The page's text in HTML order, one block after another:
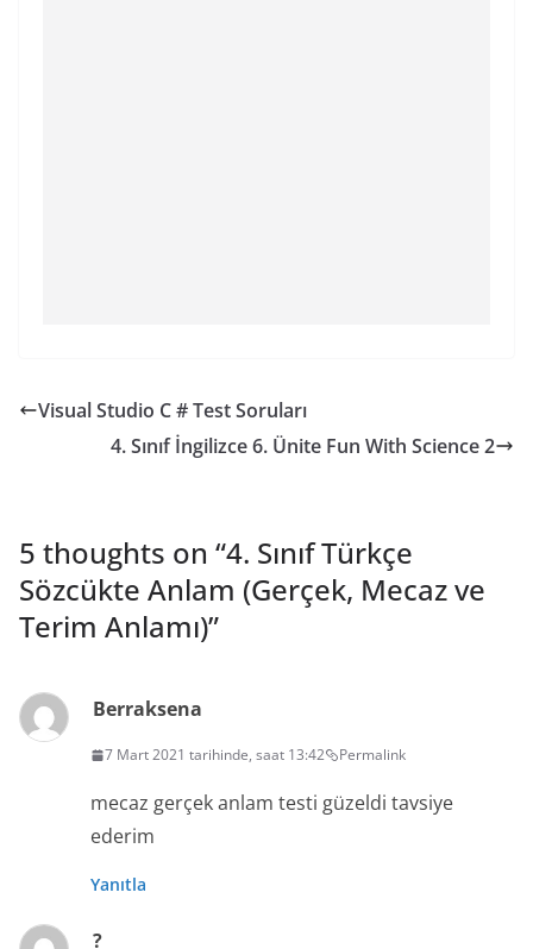
Visual Studio C # Test Soruları
4. Sınıf İngilizce 6. Ünite Fun With Science 2
5 thoughts on “4. Sınıf Türkçe
Sözcükte Anlam (Gerçek, Mecaz ve
Terim Anlamı)”
Berraksena
7 Mart 2021 tarihinde, saat 13:42 Permalink
mecaz gerçek anlam testi güzeldi tavsiye
ederim
Yanıtla
?